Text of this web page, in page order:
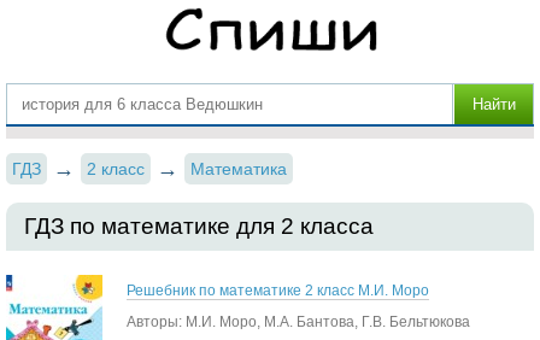
ГДЗ 2 класс Математика
ГДЗ по математике для 2 класса
Решебник по математике 2 класс М.И. Моро
Авторы: М.И. Моро, М.А. Бантова, Г.В. Бельтюкова